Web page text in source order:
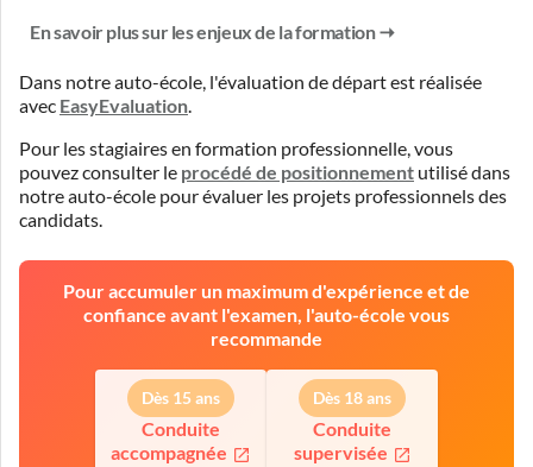
En savoir plus sur les enjeux de la formation
Dans notre auto-école, l'évaluation de départ est réalisée
avec EasyEvaluation.
Pour les stagiaires en formation professionnelle, vous
pouvez consulter le procédé de positionnement utilisé dans
notre auto-école pour évaluer les projets professionnels des
candidats.
Pour accumuler un maximum d'expérience et de
confiance avant l'examen, l'auto-école vous
recommande
Dès 15 ans
Conduite
accompagnée
Dès 18 ans
Conduite
supervisée